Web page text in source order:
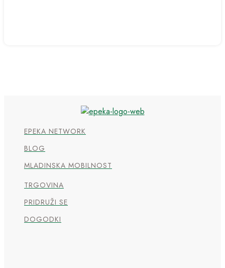
EPEKA NETWORK
BLOG
MLADINSKA MOBILNOST
TRGOVINA
PRIDRUŽI SE
DOGODKI